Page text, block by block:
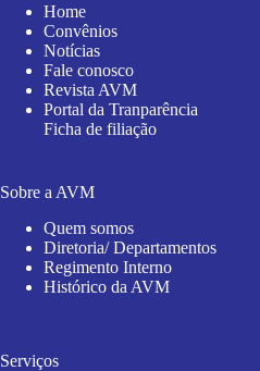
Home
Convênios
Notícias
Fale conosco
Revista AVM
Portal da Tranparência
Ficha de filiação
Sobre a AVM
Quem somos
Diretoria/ Departamentos
Regimento Interno
Histórico da AVM
Serviços